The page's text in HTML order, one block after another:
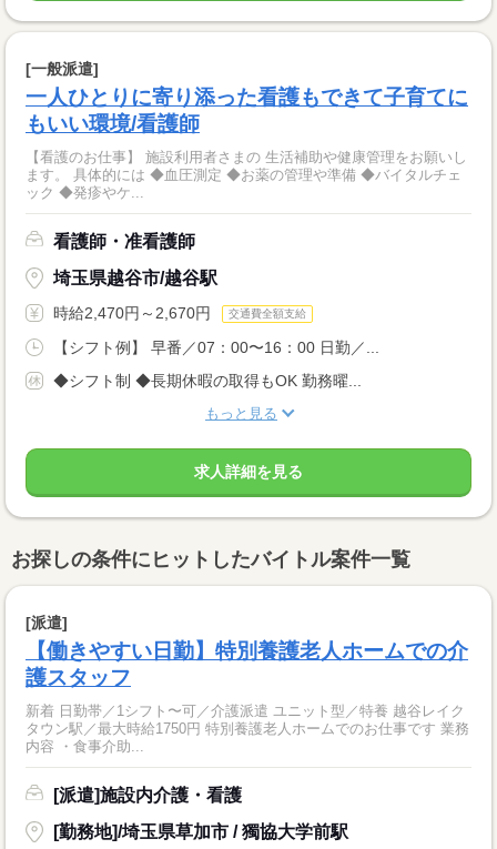
[一般派遣]
一人ひとりに寄り添った看護もできて子育てに
もいい環境/看護師
【看護のお仕事】 施設利用者さまの 生活補助や健康管理をお願いし
ます。 具体的には ◆血圧測定 ◆お薬の管理や準備 ◆バイタルチェ
ック ◆発疹やケ...
看護師・准看護師
埼玉県越谷市/越谷駅
時給2,470円～2,670円 交通費全額支給
【シフト例】 早番／07：00〜16：00 日勤／...
◆シフト制 ◆長期休暇の取得もOK 勤務曜...
もっと見る
求人詳細を見る
お探しの条件にヒットしたバイトル案件一覧
[派遣]
【働きやすい日勤】特別養護老人ホームでの介
護スタッフ
新着 日勤帯／1シフト〜可／介護派遣 ユニット型／特養 越谷レイク
タウン駅／最大時給1750円 特別養護老人ホームでのお仕事です 業務
内容 ・食事介助...
[派遣]施設内介護・看護
[勤務地]/埼玉県草加市 / 獨協大学前駅